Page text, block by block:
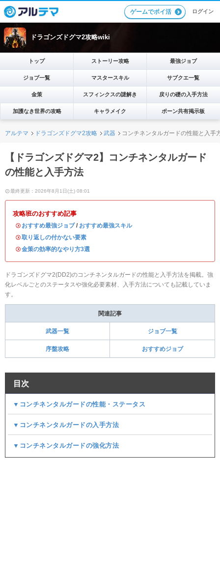
ゲームでポイ活 ログイン
ドラゴンズドグマ2攻略wiki
トップ ストーリー攻略 最強ジョブ
ジョブ一覧 マスタースキル サブクエ一覧
金策 スフィンクスの謎解き 戻りの礎の入手方法
加護なき世界の攻略 キャラメイク ポーン共有掲示板
アルテマ ドラゴンズドグマ2攻略 武器 コンチネンタルガードの性能と入手
【ドラゴンズドグマ2】コンチネンタルガード
の性能と入手方法
最終更新：2026年8月1日(土) 08:01
攻略班のおすすめ記事
・ おすすめ最強ジョブ/ おすすめ最強スキル
・取り返しの付かない要素
・金策の効率的なやり方3選
ドラゴンズドグマ2(DD2)のコンチネンタルガードの性能と入手方法を掲載。強
化レベルごとのステータスや強化必要素材、入手方法についても記載していま
す。
関連記事
武器一覧 ジョブ一覧
序盤攻略 おすすめジョブ
目次
▼コンチネンタルガードの性能・ステータス
▼コンチネンタルガードの入手方法
▼コンチネンタルガードの強化方法